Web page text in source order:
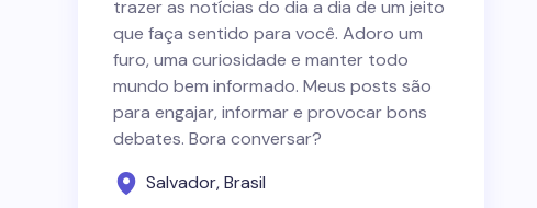
trazer as notícias do dia a dia de um jeito
que faça sentido para você. Adoro um
furo, uma curiosidade e manter todo
mundo bem informado. Meus posts são
para engajar, informar e provocar bons
debates. Bora conversar?
Salvador, Brasil